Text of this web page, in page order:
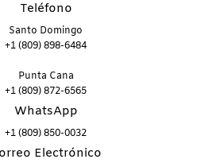
Teléfono
Santo Domingo
+1 (809) 898-6484
Punta Cana
+1 (809) 872-6565
WhatsApp
+1 (809) 850-0032
Electrónico